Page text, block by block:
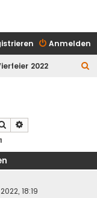
Anmelden
2022
Suche
1
18:19